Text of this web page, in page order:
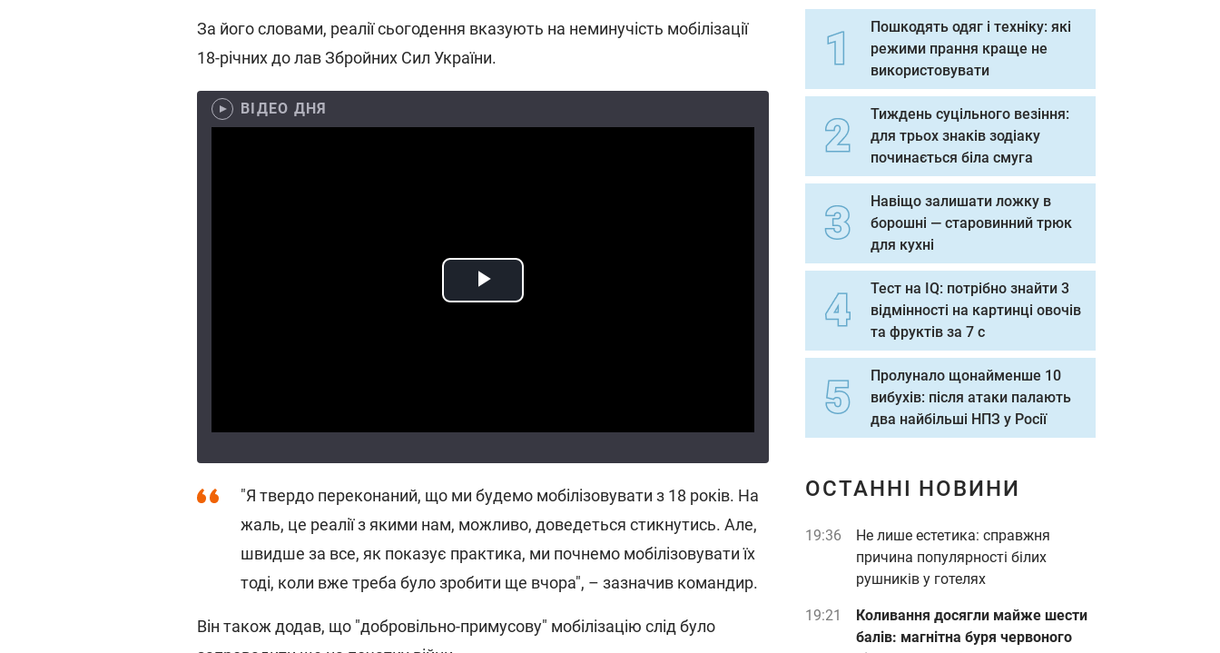
За його словами, реалії сьогодення вказують на неминучість мобілізації
18-річних до лав Збройних Сил України.
ВІДЕО ДНЯ
"Я твердо переконаний, що ми будемо мобілізовувати з 18 років. На
жаль, це реалії з якими нам, можливо, доведеться стикнутись. Але,
швидше за все, як показує практика, ми почнемо мобілізовувати їх
тоді, коли вже треба було зробити ще вчора", – зазначив командир.
Він також додав, що "добровільно-примусову" мобілізацію слід було
Пошкодять одяг і техніку: які
режими прання краще не
використовувати
Тиждень суцільного везіння:
для трьох знаків зодіаку
починається біла смуга
Навіщо залишати ложку в
борошні — старовинний трюк
для кухні
Тест на IQ: потрібно знайти 3
відмінності на картинці овочів
та фруктів за 7 с
Пролунало щонайменше 10
вибухів: після атаки палають
два найбільші НПЗ у Росії
ОСТАННІ НОВИНИ
19:36
Не лише естетика: справжня
причина популярності білих
рушників у готелях
19:21
Коливання досягли майже шести
балів: магнітна буря червоного